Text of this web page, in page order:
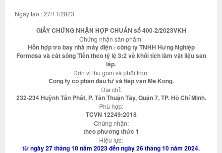
Ngày tạo : 27/11/2023
GIẤY CHỨNG NHẬN HỢP CHUẨN số 400-2/2023VKH
Chứng nhận sản phẩm:
Hỗn hợp tro bay nhà máy điện - công ty TNHH Hưng Nghiệp
Formosa và cát sông Tiền theo tỷ lệ 3:2 về khối tích làm vật liệu san
lấp.
Đơn vị thu gom và phối trộn:
Công ty cổ phần đầu tư và tiếp vận Mê Kông.
Địa chỉ:
232-234 Huỳnh Tấn Phát, P. Tân Thuận Tây, Quận 7, TP. Hồ Chí Minh.
Phù hợp:
TCVN 12249:2018
Chứng nhận:
theo phương thức 1
Hiệu lực:
từ ngày 27 tháng 10 năm 2023 đến ngày 26 tháng 10 năm 2024.